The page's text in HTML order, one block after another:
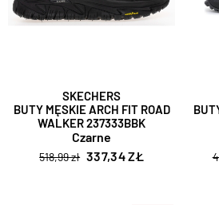
SKECHERS
BUTY MĘSKIE ARCH FIT ROAD
WALKER 237333BBK
Czarne
518,99 zł 337,34 ZŁ